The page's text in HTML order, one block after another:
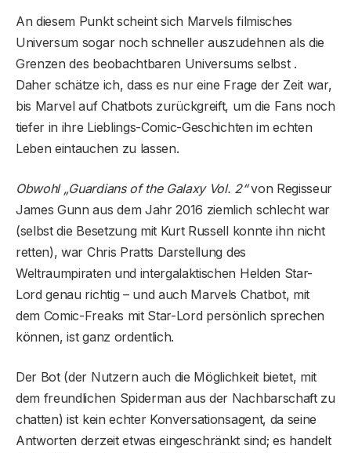
An diesem Punkt scheint sich Marvels filmisches
Universum sogar noch schneller auszudehnen als die
Grenzen des beobachtbaren Universums selbst .
Daher schätze ich, dass es nur eine Frage der Zeit war,
bis Marvel auf Chatbots zurückgreift, um die Fans noch
tiefer in ihre Lieblings-Comic-Geschichten im echten
Leben eintauchen zu lassen.
Obwohl „Guardians of the Galaxy Vol. 2“von Regisseur
James Gunn aus dem Jahr 2016 ziemlich schlecht war
(selbst die Besetzung mit Kurt Russell konnte ihn nicht
retten), war Chris Pratts Darstellung des
Weltraumpiraten und intergalaktischen Helden Star-
Lord genau richtig – und auch Marvels Chatbot, mit
dem Comic-Freaks mit Star-Lord persönlich sprechen
können, ist ganz ordentlich.
Der Bot (der Nutzern auch die Möglichkeit bietet, mit
dem freundlichen Spiderman aus der Nachbarschaft zu
chatten) ist kein echter Konversationsagent, da seine
Antworten derzeit etwas eingeschränkt sind; es handelt